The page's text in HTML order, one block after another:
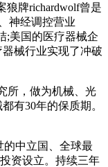
狼牌richardwolf曾是
神经调控营业
;美国的医疗器械企
械行业实现了冲破
所，做为机械、光
有30年的保质期。
中立国、全球最
资设立。持续三年